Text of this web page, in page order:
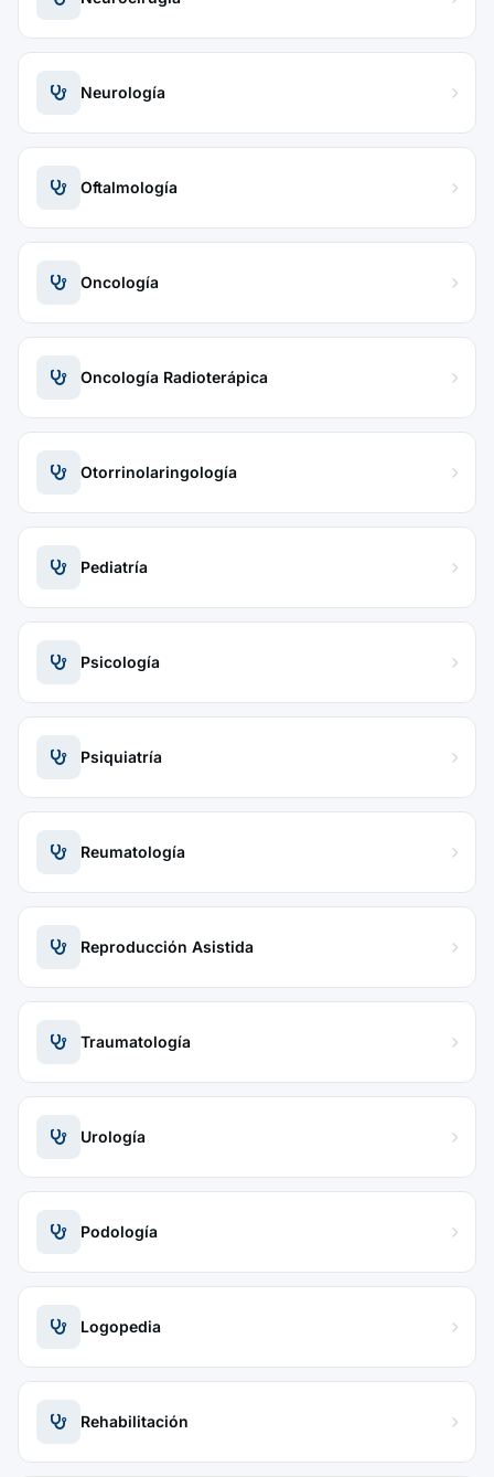
Neurología
Oftalmología
Oncología
Oncología Radioterápica
Otorrinolaringología
Pediatría
Psicología
Psiquiatría
Reumatología
Reproducción Asistida
Traumatología
Urología
Podología
Logopedia
Rehabilitación